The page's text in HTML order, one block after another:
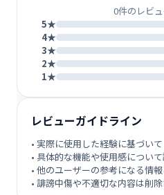
0件のレビ
5★
4★
3★
2★
1★
レビューガイドライン
• 実際に使用した経験に基づい
• 具体的な機能や使用感につい
• 他のユーザーの参考になる情
• 誹謗中傷や不適切な内容は削